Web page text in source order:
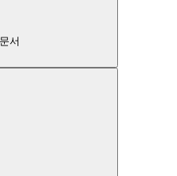
서